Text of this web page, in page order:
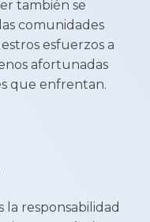
también se
comunidades
esfuerzos a
afortunadas
que enfrentan.
la responsabilidad